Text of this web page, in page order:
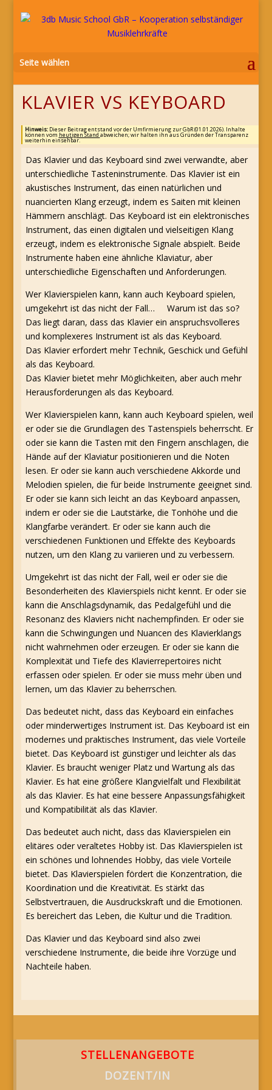
Seite wählen
KLAVIER VS KEYBOARD
Hinweis:Dieser Beitrag entstand vor der Umfirmierung zur GbR (01.01.2026). Inhalte
können vom heutigen Stand abweichen; wir halten ihn aus Gründen der Transparenz
weiterhin einsehbar.
Das Klavier und das Keyboard sind zwei verwandte, aber
unterschiedliche Tasteninstrumente. Das Klavier ist ein
akustisches Instrument, das einen natürlichen und
nuancierten Klang erzeugt, indem es Saiten mit kleinen
Hämmern anschlägt. Das Keyboard ist ein elektronisches
Instrument, das einen digitalen und vielseitigen Klang
erzeugt, indem es elektronische Signale abspielt. Beide
Instrumente haben eine ähnliche Klaviatur, aber
unterschiedliche Eigenschaften und Anforderungen.
Wer Klavierspielen kann, kann auch Keyboard spielen,
umgekehrt ist das nicht der Fall… Warum ist das so?
Das liegt daran, dass das Klavier ein anspruchsvolleres
und komplexeres Instrument ist als das Keyboard.
Das Klavier erfordert mehr Technik, Geschick und Gefühl
als das Keyboard.
Das Klavier bietet mehr Möglichkeiten, aber auch mehr
Herausforderungen als das Keyboard.
Wer Klavierspielen kann, kann auch Keyboard spielen, weil
er oder sie die Grundlagen des Tastenspiels beherrscht. Er
oder sie kann die Tasten mit den Fingern anschlagen, die
Hände auf der Klaviatur positionieren und die Noten
lesen. Er oder sie kann auch verschiedene Akkorde und
Melodien spielen, die für beide Instrumente geeignet sind.
Er oder sie kann sich leicht an das Keyboard anpassen,
indem er oder sie die Lautstärke, die Tonhöhe und die
Klangfarbe verändert. Er oder sie kann auch die
verschiedenen Funktionen und Effekte des Keyboards
nutzen, um den Klang zu variieren und zu verbessern.
Umgekehrt ist das nicht der Fall, weil er oder sie die
Besonderheiten des Klavierspiels nicht kennt. Er oder sie
kann die Anschlagsdynamik, das Pedalgefühl und die
Resonanz des Klaviers nicht nachempfinden. Er oder sie
kann die Schwingungen und Nuancen des Klavierklangs
nicht wahrnehmen oder erzeugen. Er oder sie kann die
Komplexität und Tiefe des Klavierrepertoires nicht
erfassen oder spielen. Er oder sie muss mehr üben und
lernen, um das Klavier zu beherrschen.
Das bedeutet nicht, dass das Keyboard ein einfaches
oder minderwertiges Instrument ist. Das Keyboard ist ein
modernes und praktisches Instrument, das viele Vorteile
bietet. Das Keyboard ist günstiger und leichter als das
Klavier. Es braucht weniger Platz und Wartung als das
Klavier. Es hat eine größere Klangvielfalt und Flexibilität
als das Klavier. Es hat eine bessere Anpassungsfähigkeit
und Kompatibilität als das Klavier.
Das bedeutet auch nicht, dass das Klavierspielen ein
elitäres oder veraltetes Hobby ist. Das Klavierspielen ist
ein schönes und lohnendes Hobby, das viele Vorteile
bietet. Das Klavierspielen fördert die Konzentration, die
Koordination und die Kreativität. Es stärkt das
Selbstvertrauen, die Ausdruckskraft und die Emotionen.
Es bereichert das Leben, die Kultur und die Tradition.
Das Klavier und das Keyboard sind also zwei
verschiedene Instrumente, die beide ihre Vorzüge und
Nachteile haben.
STELLENANGEBOTE
DOZENT/IN